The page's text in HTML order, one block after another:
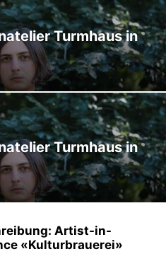
UMFRAGE
VEREINE VERKEHR
Turmhaus in
Turmhaus in
Artist-in-
«Kulturbrauerei»